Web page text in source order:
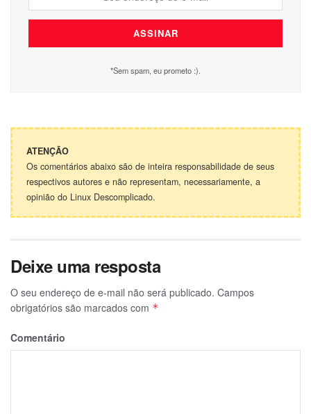
*Sem spam, eu prometo :).
ATENÇÃO
Os comentários abaixo são de inteira responsabilidade de seus
respectivos autores e não representam, necessariamente, a
opinião do Linux Descomplicado.
Deixe uma resposta
O seu endereço de e-mail não será publicado. Campos
obrigatórios são marcados com *
Comentário